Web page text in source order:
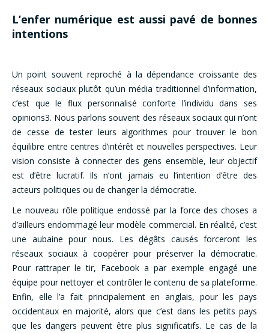
L’enfer numérique est aussi pavé de bonnes
intentions
Un point souvent reproché à la dépendance croissante des
réseaux sociaux plutôt qu’un média traditionnel d’information,
c’est que le flux personnalisé conforte l’individu dans ses
opinions3. Nous parlons souvent des réseaux sociaux qui n’ont
de cesse de tester leurs algorithmes pour trouver le bon
équilibre entre centres d’intérêt et nouvelles perspectives. Leur
vision consiste à connecter des gens ensemble, leur objectif
est d’être lucratif. Ils n’ont jamais eu l’intention d’être des
acteurs politiques ou de changer la démocratie.
Le nouveau rôle politique endossé par la force des choses a
d’ailleurs endommagé leur modèle commercial. En réalité, c’est
une aubaine pour nous. Les dégâts causés forceront les
réseaux sociaux à coopérer pour préserver la démocratie.
Pour rattraper le tir, Facebook a par exemple engagé une
équipe pour nettoyer et contrôler le contenu de sa plateforme.
Enfin, elle l’a fait principalement en anglais, pour les pays
occidentaux en majorité, alors que c’est dans les petits pays
que les dangers peuvent être plus significatifs. Le cas de la